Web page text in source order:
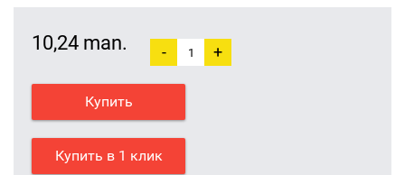
10,24 man. - +
Купить
Купить в 1 клик